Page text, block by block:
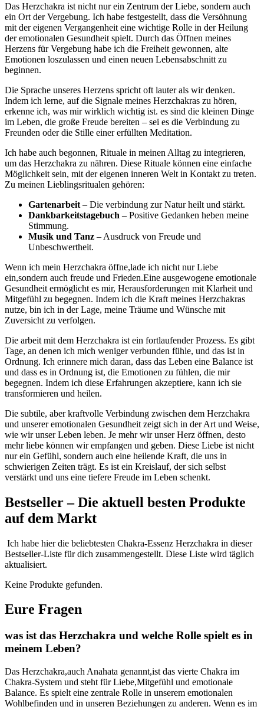
Das ‍Herzchakra ist nicht ‌nur⁤ ein Zentrum der Liebe, sondern auch
ein Ort der​ Vergebung. Ich ⁣habe festgestellt, dass die Versöhnung
mit ⁤der eigenen​ Vergangenheit eine wichtige Rolle in der Heilung
⁤der emotionalen Gesundheit spielt. Durch das Öffnen meines
Herzens ⁢für Vergebung habe⁢ ich die Freiheit gewonnen,‌ alte
Emotionen⁣ loszulassen und einen neuen Lebensabschnitt zu⁣
beginnen.
Die Sprache⁢ unseres ‌Herzens ‌spricht oft lauter als wir⁣ denken.
Indem ich‌ lerne,⁤ auf die‍ Signale meines Herzchakras zu hören,‍
erkenne ich, was mir⁢ wirklich wichtig ⁤ist. es sind die kleinen Dinge
im Leben, die große Freude bereiten​ – ⁣sei es die Verbindung zu
Freunden oder die ⁣Stille einer erfüllten ‌Meditation.
Ich ​habe auch begonnen,⁣ Rituale ‌in meinen Alltag zu integrieren,
um das Herzchakra zu ⁤nähren. Diese Rituale können eine einfache
Möglichkeit​ sein, mit der eigenen inneren Welt in Kontakt zu ⁢treten.
Zu meinen Lieblingsritualen ​gehören:
Gartenarbeit – Die verbindung zur Natur ‌heilt und stärkt.
Dankbarkeitstagebuch – Positive ⁢Gedanken heben meine
Stimmung.
Musik und Tanz – Ausdruck von Freude und
Unbeschwertheit.
Wenn ich mein ‌Herzchakra ‍öffne,lade ich nicht nur Liebe⁣
ein,sondern auch freude und ‍Frieden.Eine ausgewogene emotionale‌
Gesundheit ermöglicht es⁣ mir, Herausforderungen​ mit Klarheit und
Mitgefühl zu ​begegnen. Indem ⁢ich die Kraft meines Herzchakras⁢
nutze, bin ich in der Lage, ⁢meine Träume ⁢und Wünsche mit
⁤Zuversicht ​zu verfolgen.
Die arbeit mit dem Herzchakra ist ein fortlaufender ⁢Prozess. Es gibt
Tage, an denen ich mich weniger verbunden fühle, und das ist in
‍Ordnung. Ich erinnere mich daran,⁤ dass das Leben eine Balance⁢ ist
und dass es in Ordnung ist, die Emotionen zu fühlen, ‍die mir
begegnen. Indem ich diese⁢ Erfahrungen akzeptiere, kann ich sie
transformieren und‍ heilen.
Die subtile, aber kraftvolle⁤ Verbindung zwischen dem Herzchakra⁤
und unserer emotionalen Gesundheit zeigt ‌sich in der ‌Art‌ und Weise,
wie wir unser⁣ Leben leben. Je ⁣mehr wir unser Herz öffnen, desto
mehr liebe können wir empfangen und geben. Diese ⁤Liebe ist nicht⁣
nur ein ⁢Gefühl, sondern⁢ auch eine heilende Kraft, die uns in
schwierigen ‌Zeiten trägt. Es ist ein Kreislauf, der⁢ sich selbst
verstärkt und uns eine tiefere‍ Freude im Leben schenkt.
Bestseller – Die aktuell besten Produkte
auf dem Markt
⁤ Ich habe hier‍ die beliebtesten Chakra-Essenz Herzchakra‍ in ‌dieser‍
Bestseller-Liste für dich zusammengestellt. Diese Liste⁤ wird täglich
aktualisiert.⁤
Keine Produkte gefunden.
Eure Fragen
was ist das Herzchakra und welche⁢ Rolle spielt es in
meinem Leben?
Das Herzchakra,auch Anahata genannt,ist das vierte ⁢Chakra‌ im
Chakra-System und steht ⁤für Liebe,Mitgefühl und ​emotionale
Balance. Es spielt eine‌ zentrale Rolle in unserem​ emotionalen‍
Wohlbefinden und​ in unseren Beziehungen ⁢zu ⁢anderen. Wenn es im